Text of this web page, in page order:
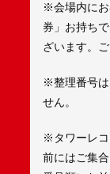
※会場内にお
券」お持ち
ざいます。
※整理番号は
せん。
※タワーレ
前にはご集